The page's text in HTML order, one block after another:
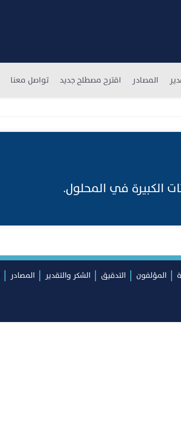
المصادر اقترح مصطلح جديد تواصل معنا
الكبيرة في المحلول.
المؤلفون التدقيق الشكر والتقدير المصادر